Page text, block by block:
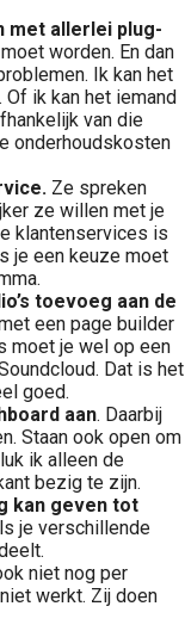
met allerlei plug-
worden. En dan
Ik kan het
ik kan het iemand
van die
onderhoudskosten
Ze spreken
ze willen met je
klantenservices is
je een keuze moet
toevoeg aan de
een page builder
moet je wel op een
Dat is het
goed.
aan. Daarbij
Staan ook open om
ik alleen de
bezig te zijn.
kan geven tot
je verschillende
niet nog per
werkt. Zij doen